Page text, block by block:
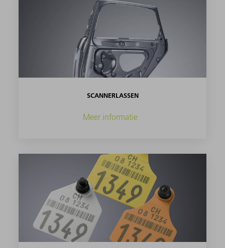
SCANNERLASSEN
Meer informatie